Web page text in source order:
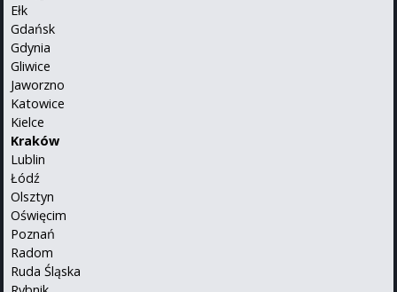
Ełk
Gdańsk
Gdynia
Gliwice
Jaworzno
Katowice
Kielce
Kraków
Lublin
Łódź
Olsztyn
Oświęcim
Poznań
Radom
Ruda Śląska